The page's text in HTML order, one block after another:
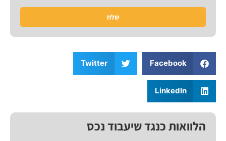
שלח
Facebook
Twitter
LinkedIn
הלוואות כנגד שיעבוד נכס